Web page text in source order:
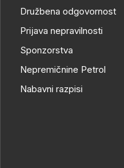
Družbena odgovornost
Prijava nepravilnosti
Sponzorstva
Nepremičnine Petrol
Nabavni razpisi